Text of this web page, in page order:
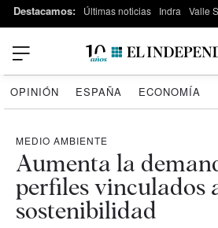
Destacamos: Últimas noticias Indra Valle
OPINIÓN ESPAÑA ECONOMÍA
MEDIO AMBIENTE
Aumenta la
perfiles vinculados
sostenibilidad